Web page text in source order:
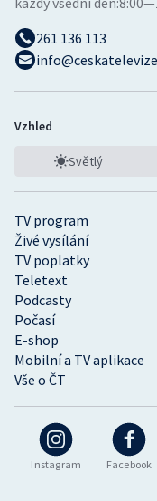
Instagram Facebook
TV program
Živé vysílání
TV poplatky
Teletext
Podcasty
Počasí
E-shop
Mobilní a TV aplikace
Vše o ČT
261 136 113
Vzhled
Světlý